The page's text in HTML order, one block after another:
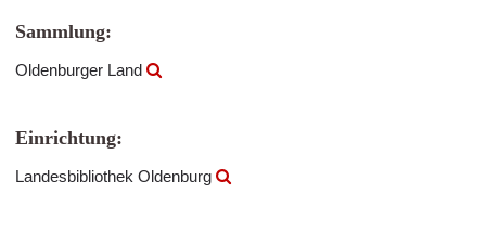
Sammlung:
Oldenburger Land
Einrichtung:
Landesbibliothek Oldenburg